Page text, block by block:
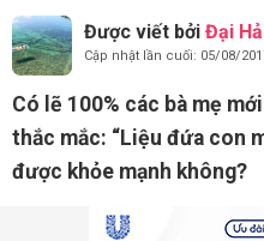
Được viết bởi Đại
Cập nhật lần cuối: 05/08/
Có lẽ 100% các bà mẹ
thắc mắc: “Liệu đứa con
được khỏe mạnh không?